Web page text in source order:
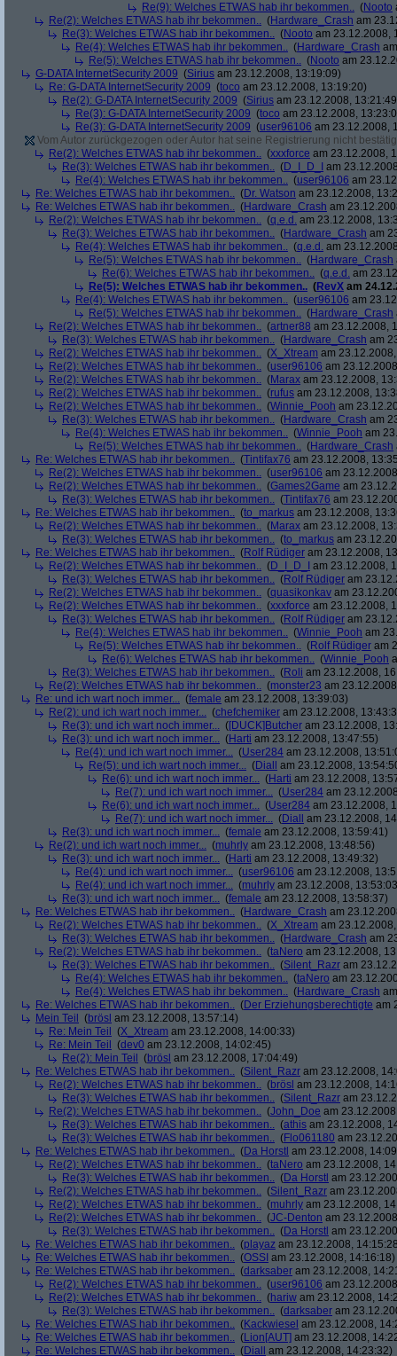
Re(9): Welches ETWAS hab ihr bekommen.. (Nooto
Re(2): Welches ETWAS hab ihr bekommen.. (Hardware_Crash am
Re(3): Welches ETWAS hab ihr bekommen.. (Nooto am 23.12.2008,
Re(4): Welches ETWAS hab ihr bekommen.. (Hardware_Crash
Re(5): Welches ETWAS hab ihr bekommen.. (Nooto am
G-DATA InternetSecurity 2009 (Sirius am 23.12.2008, 13:19:09)
Re: G-DATA InternetSecurity 2009 (toco am 23.12.2008, 13:19:20)
Re(2): G-DATA InternetSecurity 2009 (Sirius am 23.12.2008,
Re(3): G-DATA InternetSecurity 2009 (toco am 23.12.2008,
Re(3): G-DATA InternetSecurity 2009 (user96106 am 23.12.2008,
Vom Autor zurückgezogen oder Autor hat seine Registrierung nicht
Re(2): Welches ETWAS hab ihr bekommen.. (xxxforce am 23.12.2008,
Re(3): Welches ETWAS hab ihr bekommen.. (D_I_D_I
am
Re(4): Welches ETWAS hab ihr bekommen.. (user96106 am
Re: Welches ETWAS hab ihr bekommen.. (Dr. Watson am 23.12.2008,
Re: Welches ETWAS hab ihr bekommen.. (Hardware_Crash am
Re(2): Welches ETWAS hab ihr bekommen.. (q.e.d. am 23.12.2008,
Re(3): Welches ETWAS hab ihr bekommen.. (Hardware_Crash am
Re(4): Welches ETWAS hab ihr bekommen.. (q.e.d. am
Re(5): Welches ETWAS hab ihr bekommen.. (Hardware_Crash
Re(6): Welches ETWAS hab ihr bekommen.. (q.e.d. am
Re(5): Welches ETWAS hab ihr bekommen.. (RevX am
Re(4): Welches ETWAS hab ihr bekommen.. (user96106 am
Re(5): Welches ETWAS hab ihr bekommen.. (Hardware_Crash
Re(2): Welches ETWAS hab ihr bekommen.. (artner88 am 23.12.2008,
Re(3): Welches ETWAS hab ihr bekommen.. (Hardware_Crash am
Re(2): Welches ETWAS hab ihr bekommen.. (X_Xtream am
Re(2): Welches ETWAS hab ihr bekommen.. (user96106 am
Re(2): Welches ETWAS hab ihr bekommen.. (Marax am 23.12.2008,
Re(2): Welches ETWAS hab ihr bekommen.. (rufus am 23.12.2008,
Re(2): Welches ETWAS hab ihr bekommen.. (Winnie_Pooh am
Re(3): Welches ETWAS hab ihr bekommen.. (Hardware_Crash am
Re(4): Welches ETWAS hab ihr bekommen.. (Winnie_Pooh am
Re(5): Welches ETWAS hab ihr bekommen.. (Hardware_Crash
Re: Welches ETWAS hab ihr bekommen.. (Tintifax76 am 23.12.2008,
Re(2): Welches ETWAS hab ihr bekommen.. (user96106 am
Re(2): Welches ETWAS hab ihr bekommen.. (Games2Game am
Re(3): Welches ETWAS hab ihr bekommen.. (Tintifax76 am
Re: Welches ETWAS hab ihr bekommen.. (to_markus am 23.12.2008,
Re(2): Welches ETWAS hab ihr bekommen.. (Marax am 23.12.2008,
Re(3): Welches ETWAS hab ihr bekommen.. (to_markus am
Re: Welches ETWAS hab ihr bekommen.. (Rolf Rüdiger am 23.12.2008,
Re(2): Welches ETWAS hab ihr bekommen.. (D_I_D_I
am 23.12.2008,
Re(3): Welches ETWAS hab ihr bekommen.. (Rolf Rüdiger am
Re(2): Welches ETWAS hab ihr bekommen.. (quasikonkav am
Re(2): Welches ETWAS hab ihr bekommen.. (xxxforce am 23.12.2008,
Re(3): Welches ETWAS hab ihr bekommen.. (Rolf Rüdiger am
Re(4): Welches ETWAS hab ihr bekommen.. (Winnie_Pooh am
Re(5): Welches ETWAS hab ihr bekommen.. (Rolf Rüdiger am
Re(6): Welches ETWAS hab ihr bekommen.. (Winnie_Pooh
Re(3): Welches ETWAS hab ihr bekommen.. (Roli am 23.12.2008,
Re(2): Welches ETWAS hab ihr bekommen.. (monster23 am
Re: und ich wart noch immer... (female am 23.12.2008, 13:39:03)
Re(2): und ich wart noch immer... (chefchemiker am 23.12.2008,
Re(3): und ich wart noch immer... ([DUCK]Butcher am 23.12.2008,
Re(3): und ich wart noch immer... (Harti am 23.12.2008, 13:47:55)
Re(4): und ich wart noch immer... (User284 am 23.12.2008,
Re(5): und ich wart noch immer... (Diall
am 23.12.2008,
Re(6): und ich wart noch immer... (Harti am 23.12.2008,
Re(7): und ich wart noch immer... (User284 am
Re(6): und ich wart noch immer... (User284 am 23.12.2008,
Re(7): und ich wart noch immer... (Diall
am 23.12.2008,
Re(3): und ich wart noch immer... (female am 23.12.2008, 13:59:41)
Re(2): und ich wart noch immer... (muhrly am 23.12.2008, 13:48:56)
Re(3): und ich wart noch immer... (Harti am 23.12.2008, 13:49:32)
Re(4): und ich wart noch immer... (user96106 am 23.12.2008,
Re(4): und ich wart noch immer... (muhrly am 23.12.2008,
Re(3): und ich wart noch immer... (female am 23.12.2008, 13:58:37)
Re: Welches ETWAS hab ihr bekommen.. (Hardware_Crash am
Re(2): Welches ETWAS hab ihr bekommen.. (X_Xtream am
Re(3): Welches ETWAS hab ihr bekommen.. (Hardware_Crash am
Re(2): Welches ETWAS hab ihr bekommen.. (taNero am 23.12.2008,
Re(3): Welches ETWAS hab ihr bekommen.. (Silent_Razr am
Re(4): Welches ETWAS hab ihr bekommen.. (taNero am
Re(4): Welches ETWAS hab ihr bekommen.. (Hardware_Crash
Re: Welches ETWAS hab ihr bekommen.. (Der Erziehungsberechtigte am
Mein Teil
(brösl am 23.12.2008, 13:57:14)
Re: Mein Teil
(X_Xtream am 23.12.2008, 14:00:33)
Re: Mein Teil
(dev0 am 23.12.2008, 14:02:45)
Re(2): Mein Teil
(brösl am 23.12.2008, 17:04:49)
Re: Welches ETWAS hab ihr bekommen.. (Silent_Razr am 23.12.2008,
Re(2): Welches ETWAS hab ihr bekommen.. (brösl am 23.12.2008,
Re(3): Welches ETWAS hab ihr bekommen.. (Silent_Razr am
Re(2): Welches ETWAS hab ihr bekommen.. (John_Doe am
Re(3): Welches ETWAS hab ihr bekommen.. (athis am 23.12.2008,
Re(3): Welches ETWAS hab ihr bekommen.. (Flo061180 am
Re: Welches ETWAS hab ihr bekommen.. (Da Horstl am 23.12.2008,
Re(2): Welches ETWAS hab ihr bekommen.. (taNero am 23.12.2008,
Re(3): Welches ETWAS hab ihr bekommen.. (Da Horstl am
Re(2): Welches ETWAS hab ihr bekommen.. (Silent_Razr am
Re(2): Welches ETWAS hab ihr bekommen.. (muhrly am 23.12.2008,
Re(2): Welches ETWAS hab ihr bekommen.. (JC-Denton am
Re(3): Welches ETWAS hab ihr bekommen.. (Da Horstl am
Re: Welches ETWAS hab ihr bekommen.. (playaz am 23.12.2008,
Re: Welches ETWAS hab ihr bekommen.. (OSSI am 23.12.2008, 14:16:18)
Re: Welches ETWAS hab ihr bekommen.. (darksaber am 23.12.2008,
Re(2): Welches ETWAS hab ihr bekommen.. (user96106 am
Re(2): Welches ETWAS hab ihr bekommen.. (hariw am 23.12.2008,
Re(3): Welches ETWAS hab ihr bekommen.. (darksaber am
Re: Welches ETWAS hab ihr bekommen.. (Kackwiesel am 23.12.2008,
Re: Welches ETWAS hab ihr bekommen.. (Lion[AUT] am 23.12.2008,
Re: Welches ETWAS hab ihr bekommen.. (Diall
am 23.12.2008, 14:23:32)